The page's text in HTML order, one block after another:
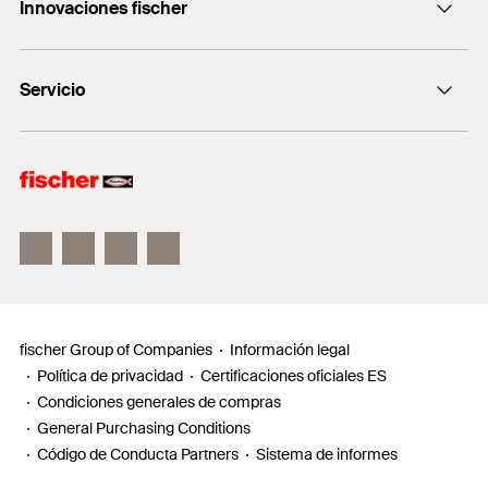
fischertechnik
Innovaciones fischer
fischer FIS V Zero
fischer ULTRACUT FBS II
Servicio
Información
fischer Group of Companies
Información legal
Política de privacidad
Certificaciones oficiales ES
Condiciones generales de compras
General Purchasing Conditions
Código de Conducta Partners
Sistema de informes